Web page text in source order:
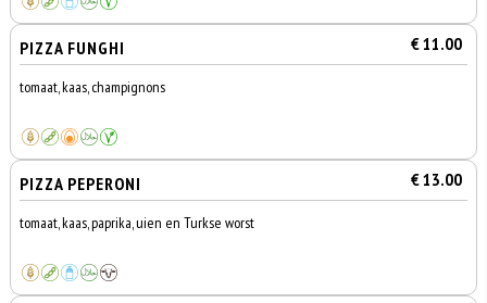
PIZZA FUNGHI € 11.00
tomaat, kaas, champignons
PIZZA PEPERONI € 13.00
tomaat, kaas, paprika, uien en Turkse worst